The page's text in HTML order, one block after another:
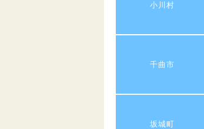
小川村
千曲市
坂城町